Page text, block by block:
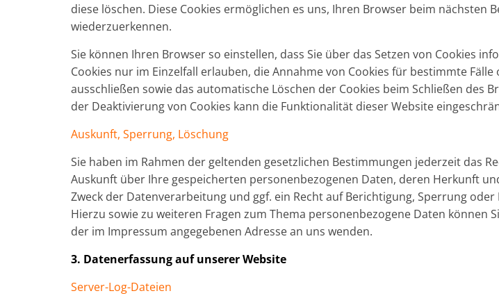
diese löschen. Diese Cookies ermöglichen es uns, Ihren Browser beim nächsten
wiederzuerkennen.
Sie können Ihren Browser so einstellen, dass Sie über das Setzen von Cookies
Cookies nur im Einzelfall erlauben, die Annahme von Cookies für bestimmte Fälle
ausschließen sowie das automatische Löschen der Cookies beim Schließen des
der Deaktivierung von Cookies kann die Funktionalität dieser Website
Auskunft, Sperrung, Löschung
Sie haben im Rahmen der geltenden gesetzlichen Bestimmungen jederzeit das
Auskunft über Ihre gespeicherten personenbezogenen Daten, deren Herkunft
Zweck der Datenverarbeitung und ggf. ein Recht auf Berichtigung, Sperrung oder
Hierzu sowie zu weiteren Fragen zum Thema personenbezogene Daten können
der im Impressum angegebenen Adresse an uns wenden.
3. Datenerfassung auf unserer Website
Server-Log-Dateien